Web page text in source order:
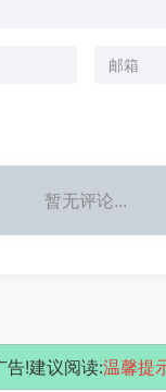
暂无评论...
告!建议阅读:温馨提